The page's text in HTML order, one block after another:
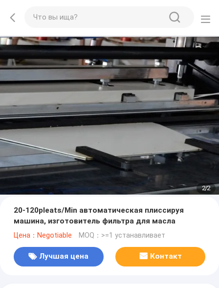
2/2
20-120pleats/Min автоматическая плиссируя
машина, изготовитель фильтра для масла
Цена：Negotiable MOQ：>=1 устанавливает
Лучшая цена Контакт